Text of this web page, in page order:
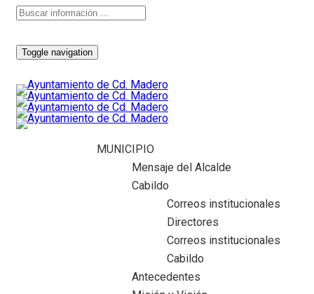
Toggle navigation
MUNICIPIO
Mensaje del Alcalde
Cabildo
Correos institucionales
Directores
Correos institucionales
Cabildo
Antecedentes